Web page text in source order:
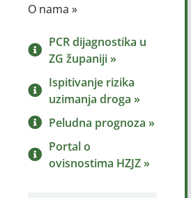
O nama »
PCR dijagnostika u
ZG županiji »
Ispitivanje rizika
uzimanja droga »
Peludna prognoza »
Portal o
ovisnostima HZJZ »